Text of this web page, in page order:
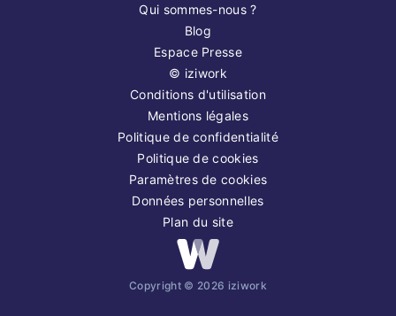
Qui sommes-nous ?
Blog
Espace Presse
© iziwork
Conditions d'utilisation
Mentions légales
Politique de confidentialité
Politique de cookies
Paramètres de cookies
Données personnelles
Plan du site
Copyright © 2026 iziwork